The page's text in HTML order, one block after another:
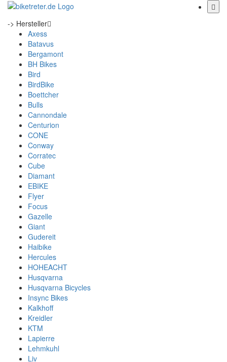
-> Hersteller
Axess
Batavus
Bergamont
BH Bikes
Bird
BirdBike
Boettcher
Bulls
Cannondale
Centurion
CONE
Conway
Corratec
Cube
Diamant
EBIKE
Flyer
Focus
Gazelle
Giant
Gudereit
Haibike
Hercules
HOHEACHT
Husqvarna
Husqvarna Bicycles
Insync Bikes
Kalkhoff
Kreidler
KTM
Lapierre
Lehmkuhl
Liv